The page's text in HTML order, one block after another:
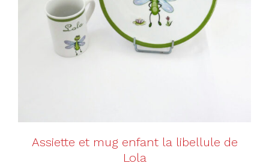
AJOUTER AU PANIER / DÉTAILS
Assiette et mug enfant la libellule de
Lola